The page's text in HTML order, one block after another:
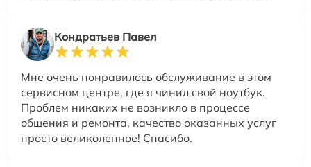
Кондратьев Павел
Мне очень понравилось обслуживание в этом
сервисном центре, где я чинил свой ноутбук.
Проблем никаких не возникло в процессе
общения и ремонта, качество оказанных услуг
просто великолепное! Спасибо.